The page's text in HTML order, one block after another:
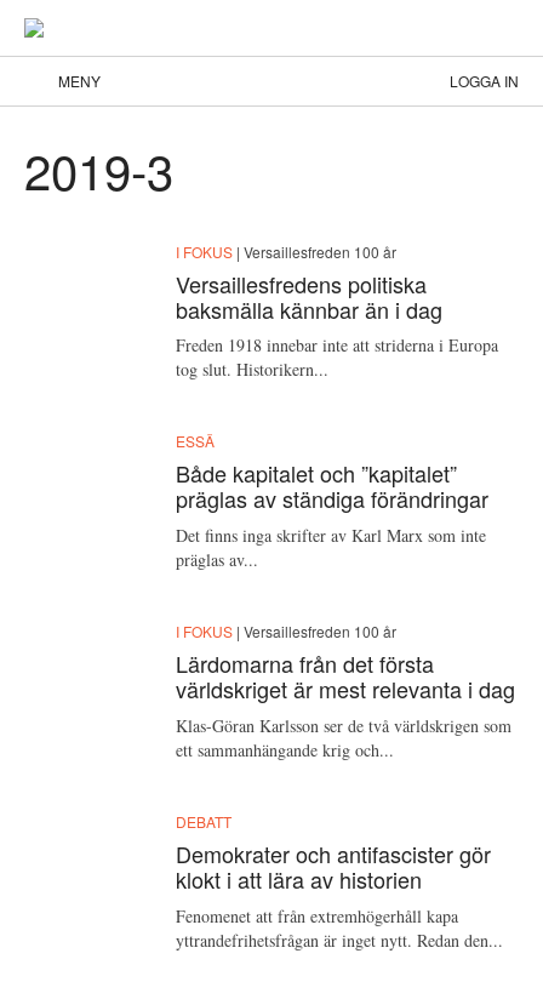
MENY LOGGA IN
2019-3
I FOKUS | Versaillesfreden 100 år
Versaillesfredens politiska
baksmälla kännbar än i dag
Freden 1918 innebar inte att striderna i Europa
tog slut. Historikern...
ESSÄ
Både kapitalet och ”kapitalet”
präglas av ständiga förändringar
Det finns inga skrifter av Karl Marx som inte
präglas av...
I FOKUS | Versaillesfreden 100 år
Lärdomarna från det första
världskriget är mest relevanta i dag
Klas-Göran Karlsson ser de två världskrigen som
ett sammanhängande krig och...
DEBATT
Demokrater och antifascister gör
klokt i att lära av historien
Fenomenet att från extremhögerhåll kapa
yttrandefrihetsfrågan är inget nytt. Redan den...